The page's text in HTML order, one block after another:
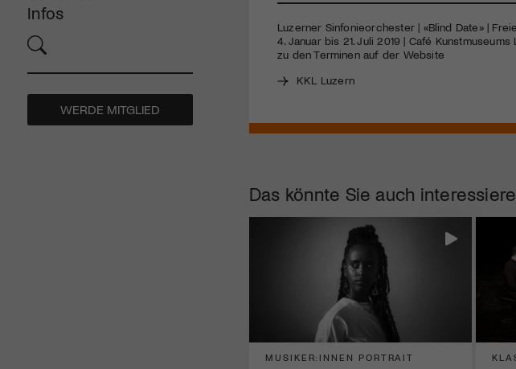
Infos
WERDE MITGLIED
Luzerner Sinfonieorchester | «Blind Date» |
4. Januar bis 21. Juli 2019 | Café
zu den Terminen auf der Website
KKL Luzern
Das könnte Sie auch
MUSIKER:INNEN PORTRAIT